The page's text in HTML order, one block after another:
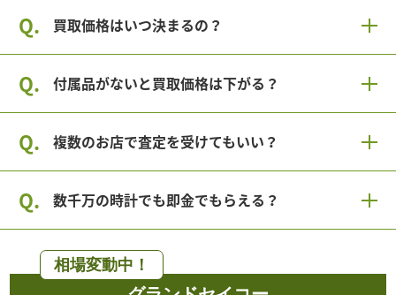
買取価格はいつ決まるの？
付属品がないと買取価格は下がる？
複数のお店で査定を受けてもいい？
数千万の時計でも即金でもらえる？
相場変動中！